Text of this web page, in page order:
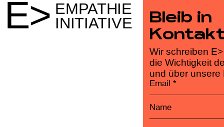
E> EMPATHIE
INITIATIVE
Bleib in
Wir schreiben
die Wichtigkeit
und über unsere
Email*
Name